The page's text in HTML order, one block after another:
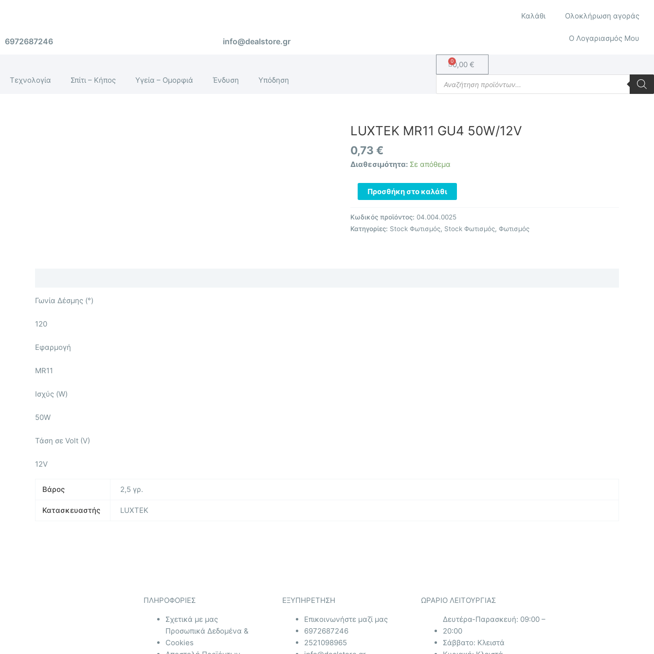
6972687246 info@dealstore.gr
Καλάθι Ολοκλήρωση αγοράς
Ο Λογαριασμός Μου
Τεχνολογία Σπίτι – Κήπος Υγεία – Ομορφιά Ένδυση Υπόδηση
0,00 €
Cart
Products
search
LUXTEK MR11 GU4 50W/12V
0,73 €
Διαθεσιμότητα: Σε απόθεμα
LUXTEK
GU4
50W/12V
Προσθήκη στο καλάθι
Κωδικός προϊόντος: 04.004.0025
Κατηγορίες: Stock Φωτισμός, Stock Φωτισμός, Φωτισμός
Γωνία Δέσμης (°)
120
Εφαρμογή
MR11
Ισχύς (W)
50W
Τάση σε Volt (V)
12V
Βάρος 2,5 γρ.
Κατασκευαστής LUXTEK
ΠΛΗΡΟΦΟΡΙΕΣ
Σχετικά με μας
Προσωπικά Δεδομένα &
Cookies
ΕΞΥΠΗΡΕΤΗΣΗ
Επικοινωνήστε μαζί μας
6972687246
2521098965
ΩΡΑΡΙΟ ΛΕΙΤΟΥΡΓΙΑΣ​
Δευτέρα-Παρασκευή: 09:00 –
20:00
Σάββατο: Κλειστά